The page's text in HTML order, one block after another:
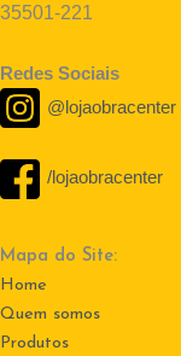
35501-221
Redes Sociais
@lojaobracenter
/lojaobracenter
Mapa do Site:
Home
Quem somos
Produtos